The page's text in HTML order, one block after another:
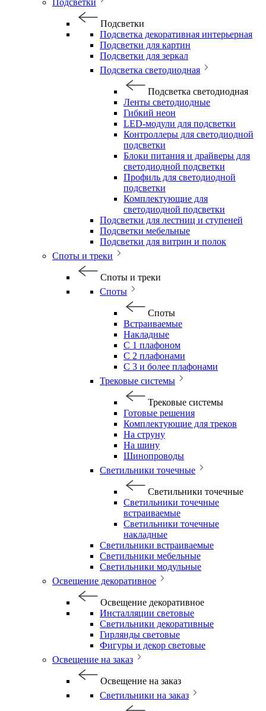
Подсветки
Подсветки
Подсветка декоративная интерьерная
Подсветки для картин
Подсветки для зеркал
Подсветка светодиодная
Подсветка светодиодная
Ленты светодиодные
Гибкий неон
LED-модули для подсветки
Контроллеры для светодиодной
подсветки
Блоки питания и драйверы для
светодиодной подсветки
Профиль для светодиодной
подсветки
Комплектующие для
светодиодной подсветки
Подсветки для лестниц и ступеней
Подсветки мебельные
Подсветки для витрин и полок
Споты и треки
Споты и треки
Споты
Споты
Встраиваемые
Накладные
С 1 плафоном
С 2 плафонами
С 3 и более плафонами
Трековые системы
Трековые системы
Готовые решения
Комплектующие для треков
На струну
На шину
Шинопроводы
Светильники точечные
Светильники точечные
Светильники точечные
встраиваемые
Светильники точечные
накладные
Светильники встраиваемые
Светильники мебельные
Светильники модульные
Освещение декоративное
Освещение декоративное
Инсталляции световые
Светильники декоративные
Гирлянды световые
Фигуры и декор световые
Освещение на заказ
Освещение на заказ
Светильники на заказ